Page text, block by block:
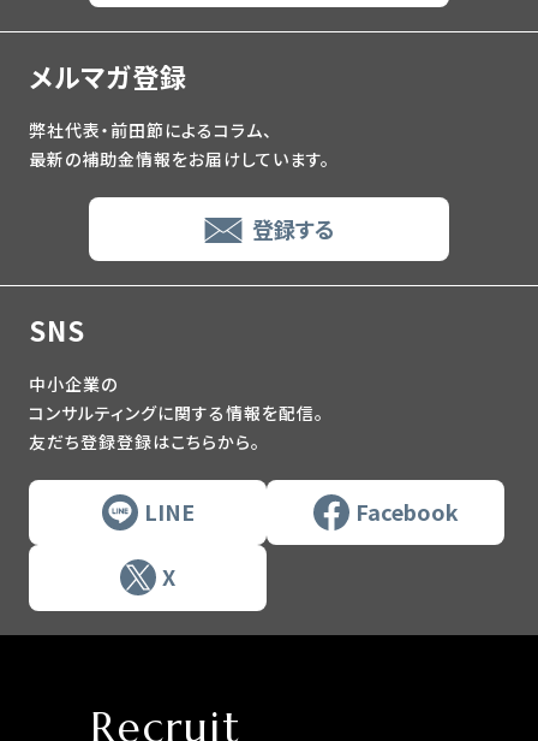
メルマガ登録
弊社代表・前田節によるコラム、
最新の補助金情報をお届けしています。
登録する
SNS
中小企業の
コンサルティングに関する情報を配信。
友だち登録登録はこちらから。
LINE Facebook
X
Recruit